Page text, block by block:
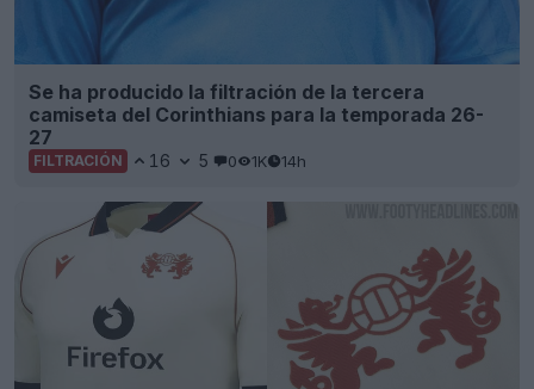
Se ha producido la filtración de la tercera
camiseta del Corinthians para la temporada 26-
27
FILTRACIÓN 16 5 0 1K 14h